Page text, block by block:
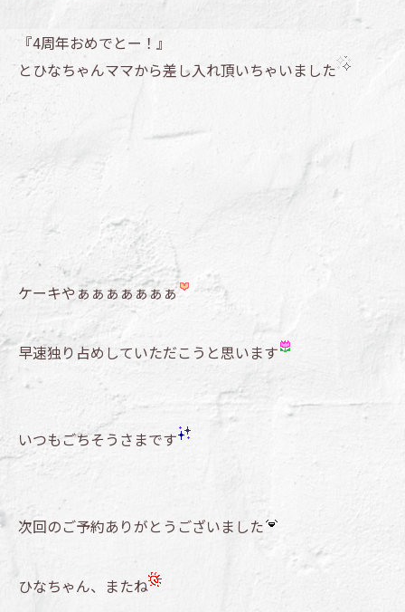
『4周年おめでとー！』
とひなちゃんママから差し入れ頂いちゃいました
ケーキやぁぁぁぁぁぁぁ
早速独り占めしていただこうと思います
いつもごちそうさまです
次回のご予約ありがとうございました
ひなちゃん、またね